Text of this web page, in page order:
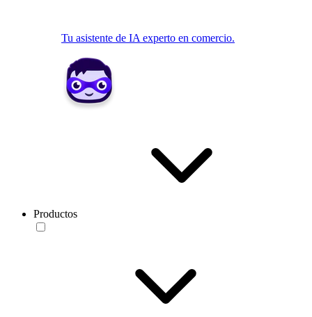
Tu asistente de IA experto en comercio.
Productos